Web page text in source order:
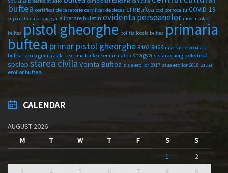
buftea certificat de casatorie certificat de deces CFR Buftea cod portocaliu COVID-19
cupa csta cupa shagya eliberare buletin evidenta persoanelor mos nicolae
buftea pistol gheorghe politia locala buftea primaria
buftea primar pistol gheorghe R402 R469 raja sabie scoala 1
buftea scoala gimnaziala 1 scrima buftea semimaraton shagya sistare energie electrică
spclep starea civila Vointa Buftea ziua eroilor 2017 ziua eroilor 2018 ziua
eroilor buftea
CALENDAR
AUGUST 2026
M
T W T F S
S
1
2